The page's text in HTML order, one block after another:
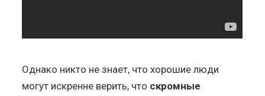
Однако никто не знает, что хорошие люди
могут искренне верить, что скромные